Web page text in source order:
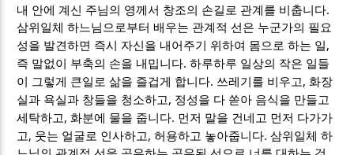
내 안에 계신 주님의 영께서 창조의 손길로 관계를 비춥니다.
삼위일체 하느님으로부터 배우는 관계적 선은 누군가의 필요
성을 발견하면 즉시 자신을 내어주기 위하여 몸으로 하는 일,
즉 말없이 부축의 손을 내밉니다.하루하루 일상의 작은 일들
이 그렇게 큰일로 삶을 즐겁게 합니다. 쓰레기를 비우고, 화장
실과 욕실과 창들을 청소하고, 정성을 다 쏟아 음식을 만들고
세탁하고, 화분에 물을 줍니다. 먼저 말을 건네고 먼저 다가가
고, 웃는 얼굴로 인사하고,허용하고 놓아줍니다.삼위일체 하